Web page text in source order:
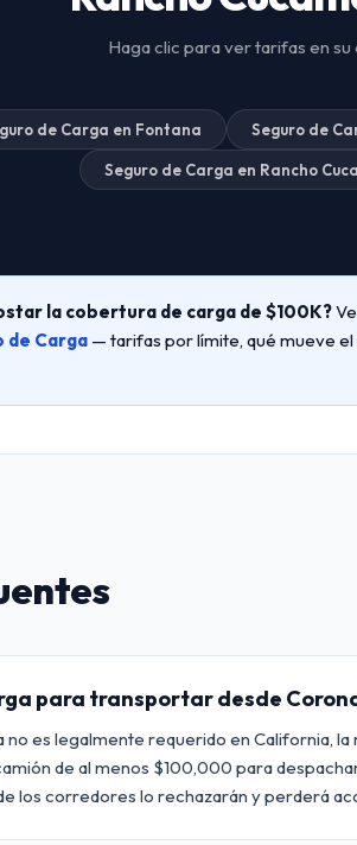
Haga clic para ver tarifas en su
de Carga en Fontana Seguro de
Seguro de Carga en Rancho
la cobertura de carga de $100K?
de Carga — tarifas por límite, qué mueve
para transportar desde
no es legalmente requerido en California,
de al menos $100,000 para
los corredores lo rechazarán y perderá